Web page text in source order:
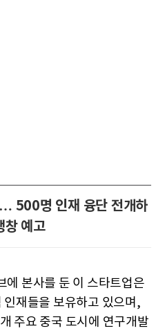
500명 인재 융단 전개하
창 예고
에 본사를 둔 이 스타트업은
재들을 보유하고 있으며,
주요 중국 도시에 연구개발